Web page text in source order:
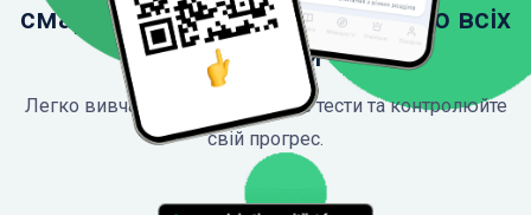
смартфон, щоб мати доступ до всіх
функцій
Легко вивчайте ПДР, проходьте тести та контролюйте
свій прогрес.